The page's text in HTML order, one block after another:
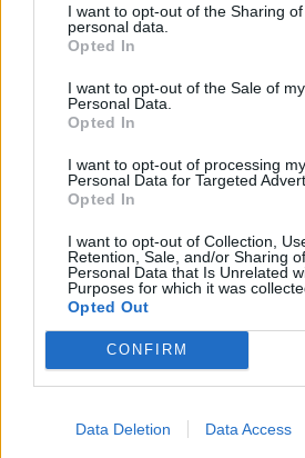
I want to opt-out of the Sharing
personal data.
Opted In
I want to opt-out of the Sale of my
Personal Data.
Opted In
I want to opt-out of processing my
Personal Data for Targeted
Opted In
I want to opt-out of Collection,
Retention, Sale, and/or Sharing
Personal Data that Is Unrelated
Purposes for which it was
Opted Out
CONFIRM
Data Deletion Data Access
Elyna Robbs: Adéle
A világ legismertebb
Nyár, nevetés,